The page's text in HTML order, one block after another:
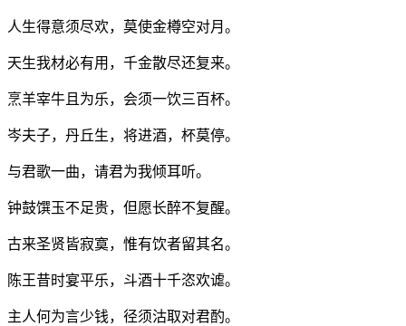
人生得意须尽欢，莫使金樽空对月。
天生我材必有用，千金散尽还复来。
烹羊宰牛且为乐，会须一饮三百杯。
岑夫子，丹丘生，将进酒，杯莫停。
与君歌一曲，请君为我倾耳听。
钟鼓馔玉不足贵，但愿长醉不复醒。
古来圣贤皆寂寞，惟有饮者留其名。
陈王昔时宴平乐，斗酒十千恣欢谑。
主人何为言少钱，径须沽取对君酌。